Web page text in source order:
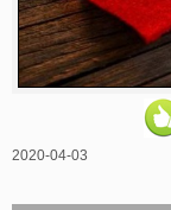
2020-04-03